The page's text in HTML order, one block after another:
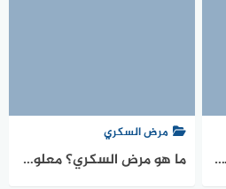
علاج الشرخ و البواسير بحبة البركة (اسأل مجرب)
مرض السكري
ما هو مرض السكري؟ معلومات مهمة